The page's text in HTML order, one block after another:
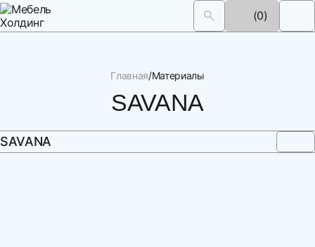
(0)
Главная Материалы
SAVANA
SAVANA